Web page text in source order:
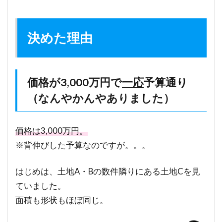
決めた理由
価格が3,000万円で一応予算通り
（なんやかんやありました）
価格は3,000万円。
※背伸びした予算なのですが。。。
はじめは、土地A・Bの数件隣りにある土地Cを見
ていました。
面積も形状もほぼ同じ。